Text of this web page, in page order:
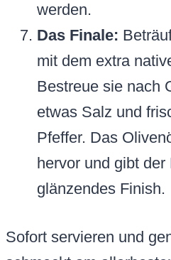
werden.
Das Finale:
mit dem extra
Bestreue sie nach
etwas Salz und
Pfeffer. Das
hervor und gibt der
glänzendes Finish.
Sofort servieren und